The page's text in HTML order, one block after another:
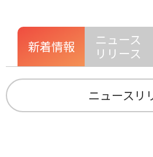
新着情報
ニュース
リリース
ニュースリ